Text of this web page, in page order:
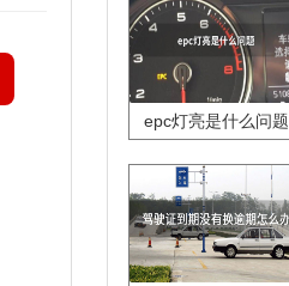
epc灯亮是什么问题